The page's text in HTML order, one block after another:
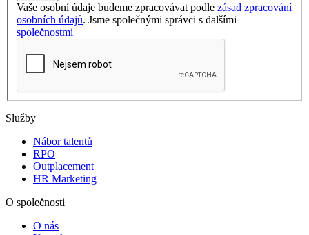
Vaše osobní údaje budeme zpracovávat podle zásad zpracování
osobních údajů
. Jsme společnými správci s dalšími
společnostmi
Služby
Nábor talentů
RPO
Outplacement
HR Marketing
O společnosti
O nás